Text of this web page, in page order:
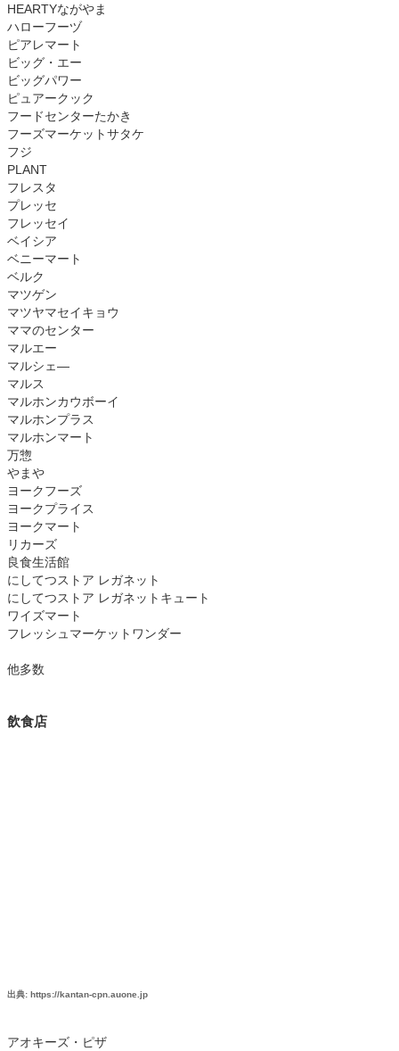
HEARTYながやま
ハローフーヅ
ピアレマート
ビッグ・エー
ビッグパワー
ピュアークック
フードセンターたかき
フーズマーケットサタケ
フジ
PLANT
フレスタ
プレッセ
フレッセイ
ベイシア
ベニーマート
ベルク
マツゲン
マツヤマセイキョウ
ママのセンター
マルエー
マルシェ―
マルス
マルホンカウボーイ
マルホンプラス
マルホンマート
万惣
やまや
ヨークフーズ
ヨークプライス
ヨークマート
リカーズ
良食生活館
にしてつストア レガネット
にしてつストア レガネットキュート
ワイズマート
フレッシュマーケットワンダー
他多数
飲食店
出典: https://kantan-cpn.auone.jp
アオキーズ・ピザ